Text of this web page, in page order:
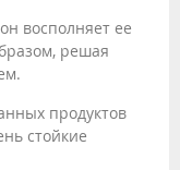
восполняет ее
решая
продуктов
стойкие